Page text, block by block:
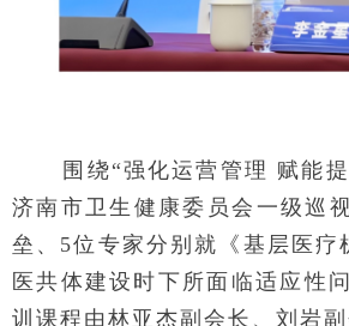
围绕“强化运营管理 赋能
济南市卫生健康委员会一级巡
垒、5位专家分别就《基层医
医共体建设时下所面临适应性
训课程由林亚杰副会长、刘岩